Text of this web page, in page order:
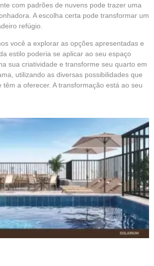
com padrões de nuvens pode trazer uma
A escolha certa pode transformar um
refúgio.
você a explorar as opções apresentadas e
estilo poderia se aplicar ao seu espaço
sua criatividade e transforme seu quarto em
utilizando as diversas possibilidades que
têm a oferecer. A transformação está ao seu